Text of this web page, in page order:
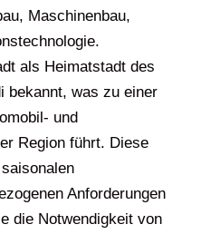
Maschinenbau,
als Heimatstadt des
bekannt, was zu einer
und
Region führt. Diese
Anforderungen
die Notwendigkeit von